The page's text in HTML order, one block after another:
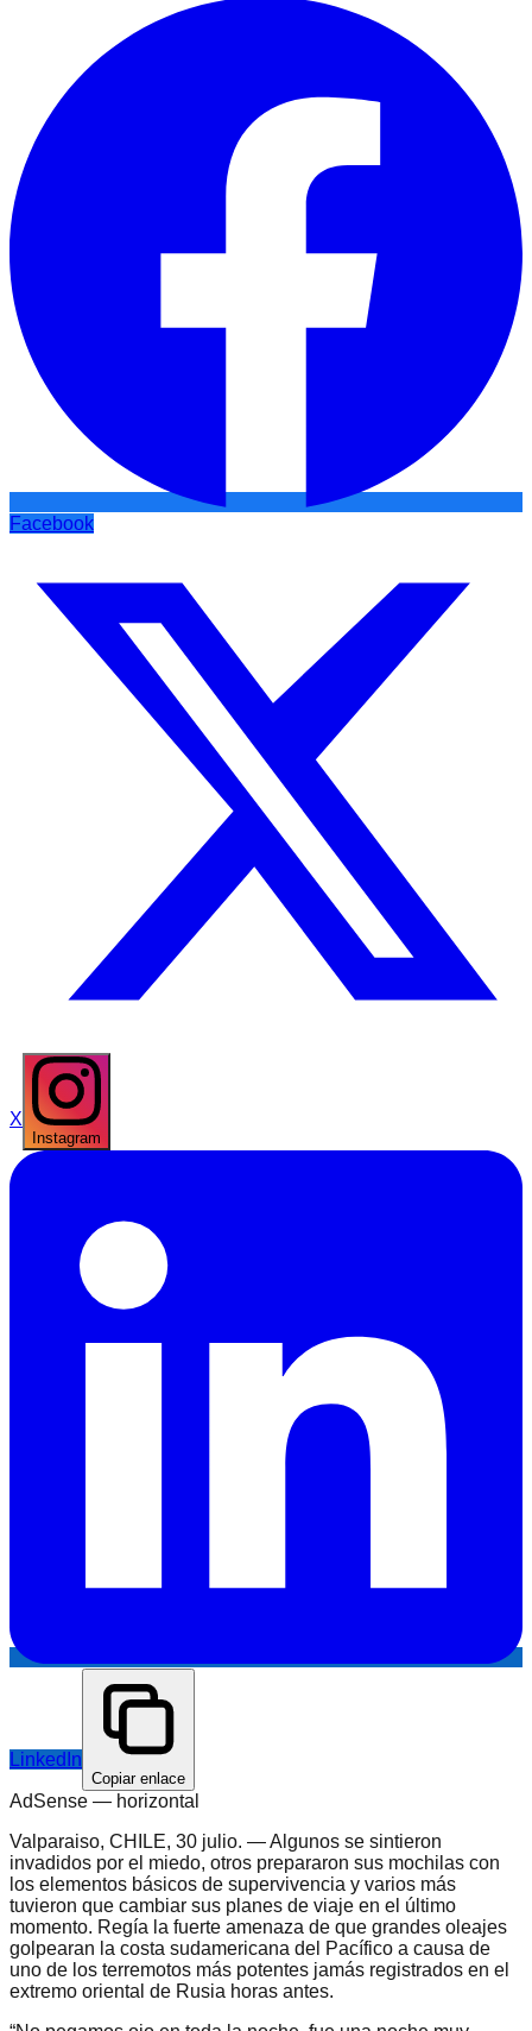
Facebook
X
Instagram
LinkedIn
Copiar enlace
AdSense — horizontal
Valparaiso, CHILE, 30 julio. — Algunos se sintieron
invadidos por el miedo, otros prepararon sus mochilas con
los elementos básicos de supervivencia y varios más
tuvieron que cambiar sus planes de viaje en el último
momento. Regía la fuerte amenaza de que grandes oleajes
golpearan la costa sudamericana del Pacífico a causa de
uno de los terremotos más potentes jamás registrados en el
extremo oriental de Rusia horas antes.